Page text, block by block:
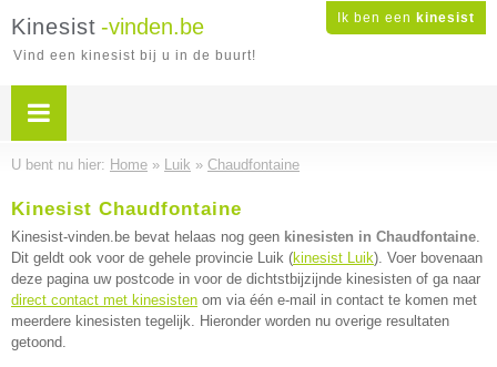
Ik ben een kinesist
Kinesist -vinden.be
Vind een kinesist bij u in de buurt!
U bent nu hier: Home » Luik » Chaudfontaine
Kinesist Chaudfontaine
Kinesist-vinden.be bevat helaas nog geen kinesisten in Chaudfontaine.
Dit geldt ook voor de gehele provincie Luik (kinesist Luik). Voer bovenaan
deze pagina uw postcode in voor de dichtstbijzijnde kinesisten of ga naar
direct contact met kinesisten om via één e-mail in contact te komen met
meerdere kinesisten tegelijk. Hieronder worden nu overige resultaten
getoond.